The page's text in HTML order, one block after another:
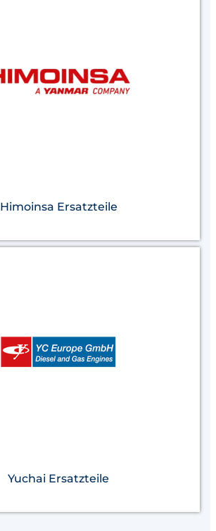
Himoinsa Ersatzteile
Yuchai Ersatzteile